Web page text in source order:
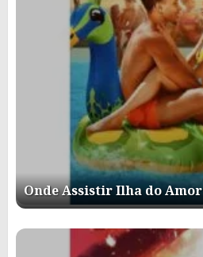
Onde Assistir Ilha do Amor